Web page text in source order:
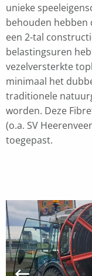
unieke
behouden hebben
een 2-tal
belastingsuren
vezelversterkte
minimaal het
traditionele
worden. Deze
(o.a. SV
toegepast.